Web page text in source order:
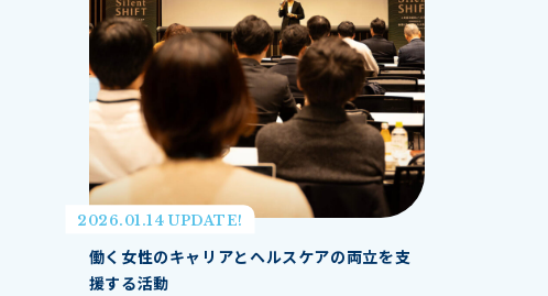
2026.01.14 UPDATE!
働く女性のキャリアとヘルスケアの両立を支
援する活動